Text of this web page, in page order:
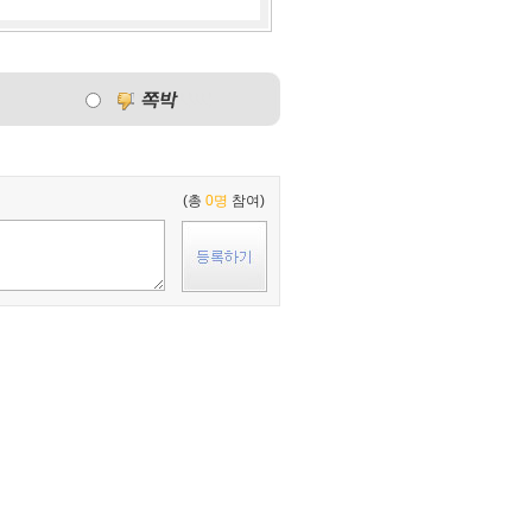
(총 0명 참여)